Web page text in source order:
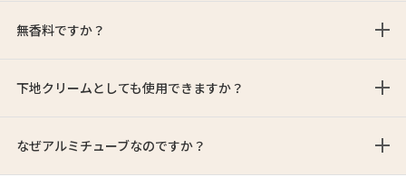
無香料ですか？
下地クリームとしても使用できますか？
なぜアルミチューブなのですか？